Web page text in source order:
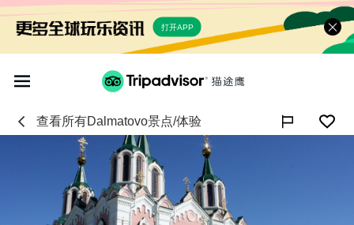
打开APP
查看所有Dalmatovo景点/体验